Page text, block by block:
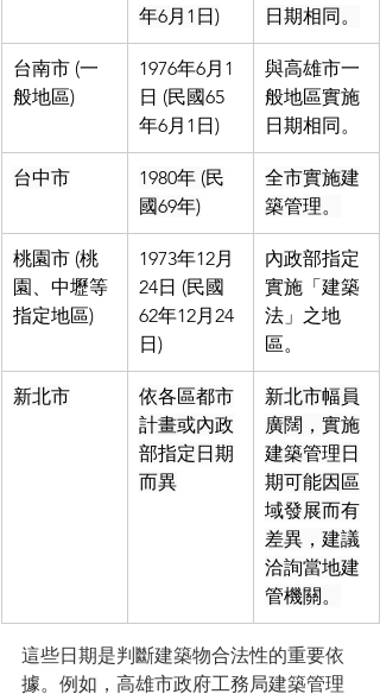
年6月1日)
日期相同。
台南市 (一
般地區)
1976年6月1
日 (民國65
年6月1日)
與高雄市一
般地區實施
日期相同。
台中市
1980年 (民
國69年)
全市實施建
築管理。
桃園市 (桃
園、中壢等
指定地區)
1973年12月
24日 (民國
62年12月24
日)
內政部指定
實施「建築
法」之地
區。
新北市
依各區都市
計畫或內政
部指定日期
而異
新北市幅員
廣闊，實施
建築管理日
期可能因區
域發展而有
差異，建議
洽詢當地建
管機關。
這些日期是判斷建築物合法性的重要依
據。例如，高雄市政府工務局建築管理